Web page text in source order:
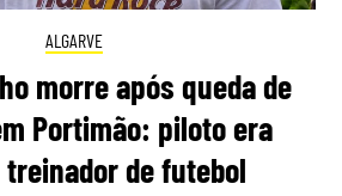
ALGARVE
morre após queda de
Portimão: piloto era
de futebol